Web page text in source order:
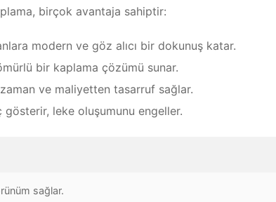
birçok avantaja sahiptir:
modern ve göz alıcı bir dokunuş katar.
bir kaplama çözümü sunar.
ve maliyetten tasarruf sağlar.
leke oluşumunu engeller.
sağlar.